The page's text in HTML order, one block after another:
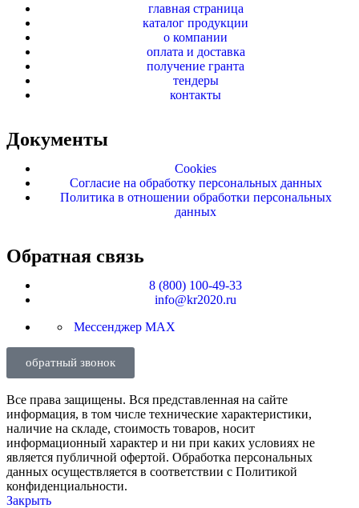
главная страница
каталог продукции
о компании
оплата и доставка
получение гранта
тендеры
контакты
Документы
Cookies
Согласие на обработку персональных данных
Политика в отношении обработки персональных
данных
Обратная связь
8 (800) 100-49-33
info@kr2020.ru
Мессенджер MAX
обратный звонок
Все права защищены. Вся представленная на сайте
информация, в том числе технические характеристики,
наличие на складе, стоимость товаров, носит
информационный характер и ни при каких условиях не
является публичной офертой. Обработка персональных
данных осуществляется в соответствии с Политикой
конфиденциальности.
Закрыть